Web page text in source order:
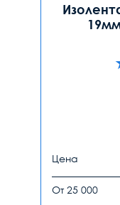
Цена
От 25 000